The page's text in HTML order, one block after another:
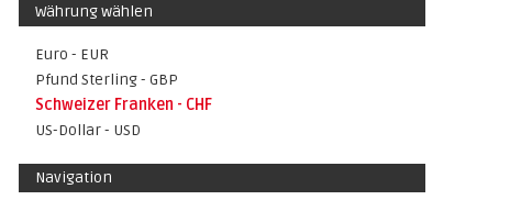
Währung wählen
Euro - EUR
Pfund Sterling - GBP
Schweizer Franken - CHF
US-Dollar - USD
Navigation